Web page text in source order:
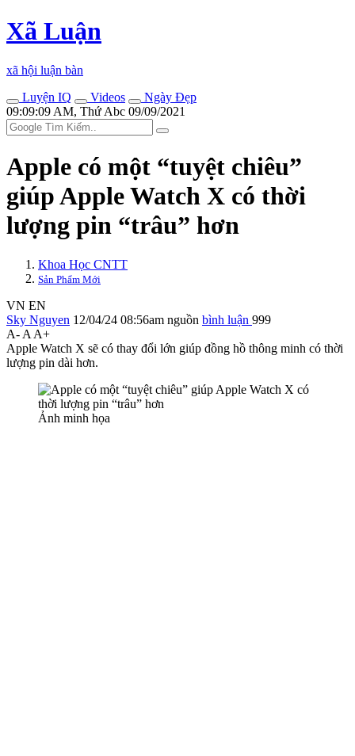
Xã Luận
xã hội luận bàn
Luyện IQ
Videos
Ngày Đẹp
09:09:09 AM, Thứ Abc 09/09/2021
Apple có một “tuyệt chiêu”
giúp Apple Watch X có thời
lượng pin “trâu” hơn
Khoa Học CNTT
Sản Phẩm Mới
VN EN
Sky Nguyen 12/04/24 08:56am nguồn bình luận 999
A- A A+
Apple Watch X sẽ có thay đổi lớn giúp đồng hồ thông minh có thời
lượng pin dài hơn.
Ảnh minh họa